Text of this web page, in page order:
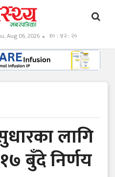
Aug 06, 2026 १० : ४२ : २१
लागि
बुँदे निर्णय